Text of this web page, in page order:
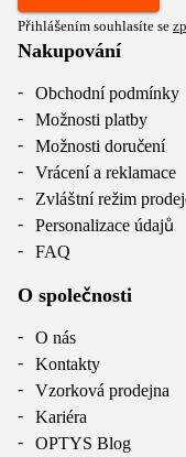
Přihlášením souhlasíte se
Nakupování
Obchodní podmínky
Možnosti platby
Možnosti doručení
Vrácení a reklamace
Zvláštní režim
Personalizace údajů
FAQ
O společnosti
O nás
Kontakty
Vzorková prodejna
Kariéra
OPTYS Blog